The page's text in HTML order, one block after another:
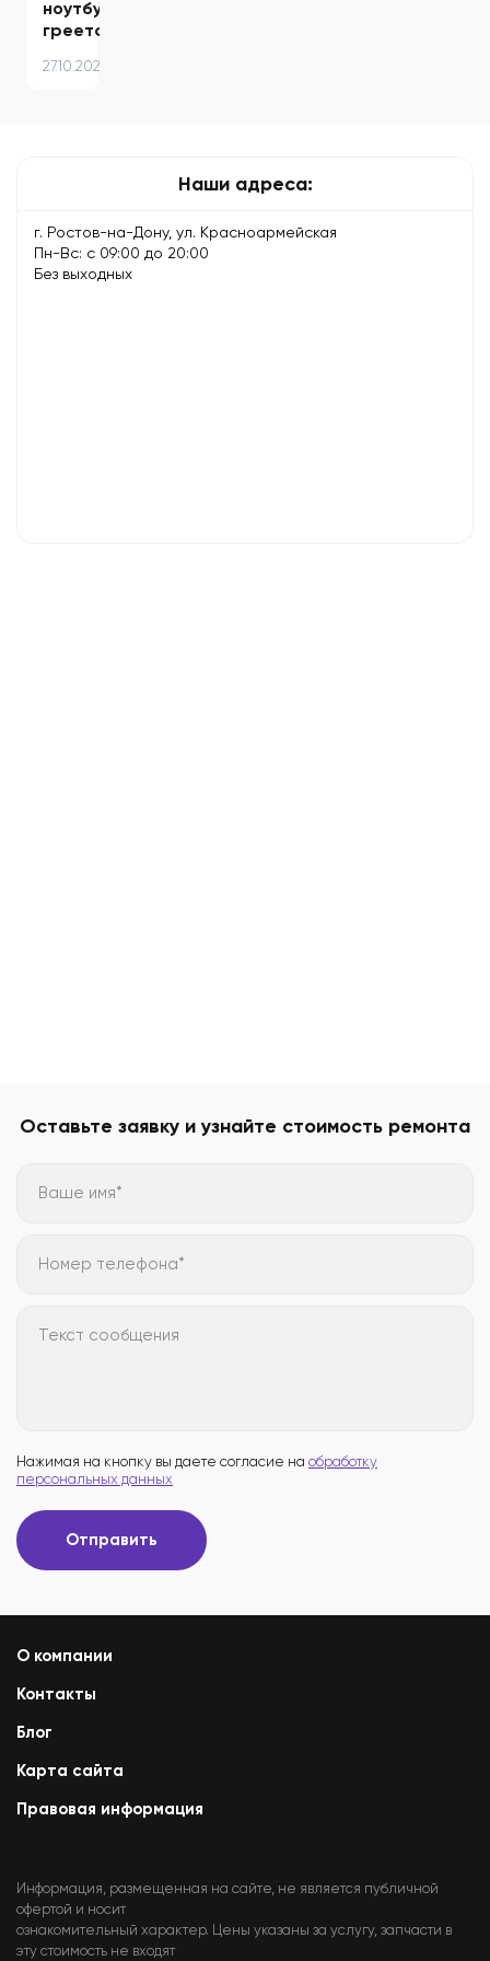
ноутбук
греется
шумит
27.10.2025
Наши адреса:
г. Ростов-на-Дону, ул. Красноармейская
Пн-Вс: с 09:00 до 20:00
Без выходных
Оставьте заявку и узнайте стоимость ремонта
Ваше имя*
Номер телефона*
Текст сообщения
Нажимая на кнопку вы даете согласие на обработку
персональных данных
Отправить
О компании
Контакты
Блог
Карта сайта
Правовая информация
Информация, размещенная на сайте, не является публичной
офертой и носит
ознакомительный характер. Цены указаны за услугу, запчасти в
эту стоимость не входят